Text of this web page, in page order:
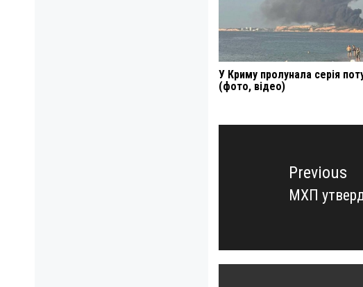
У Криму пролунала серія
(фото, відео)
Навигация
Previous
Previous
МХП